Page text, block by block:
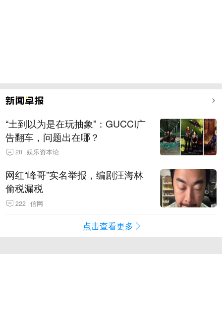
“土到以为是在玩抽象”：GUCCI广
告翻车，问题出在哪？
20 娱乐资本论
网红“峰哥”实名举报，编剧汪海林
偷税漏税
222 信网
点击查看更多